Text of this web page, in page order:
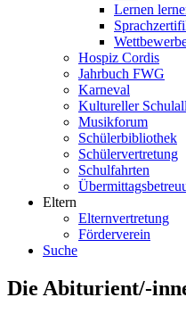
Lernen
Hospiz Cordis
Jahrbuch FWG
Karneval
Kultureller
Musikforum
Schülerbibliothek
Schülervertretung
Schulfahrten
Eltern
Elternvertretung
Förderverein
Suche
Die Abiturient/-